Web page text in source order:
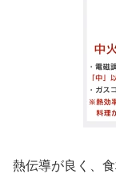
熱伝導が良く、